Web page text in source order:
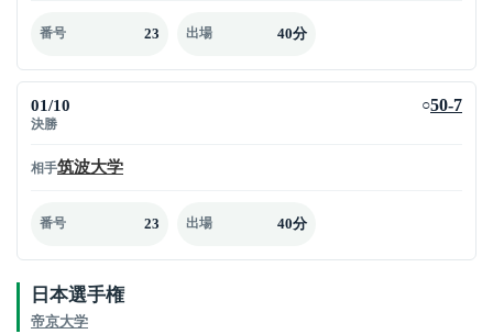
番号 23 出場 40分
01/10
決勝
○50-7
相手筑波大学
番号 23 出場 40分
日本選手権
帝京大学